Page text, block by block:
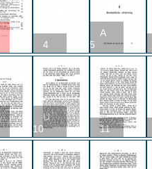
4
A
5
U
10
11